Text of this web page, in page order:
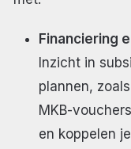
Financiering
Inzicht in
plannen,
MKB-
en koppelen